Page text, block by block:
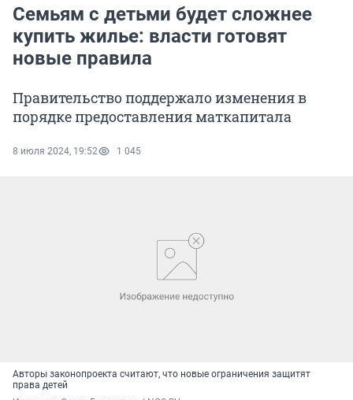
Семьям с детьми будет сложнее
купить жилье: власти готовят
новые правила
Правительство поддержало изменения в
порядке предоставления маткапитала
8 июля 2024, 19:52 1 045
Авторы законопроекта считают, что новые ограничения защитят
права детей